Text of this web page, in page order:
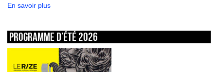
En savoir plus
Programme d’été 2026